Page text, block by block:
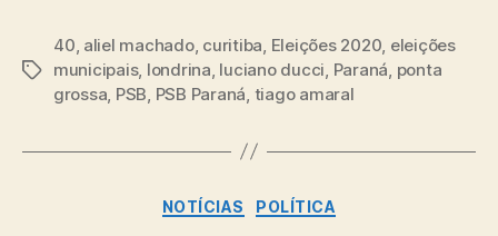
Tags
40 aliel machado, curitiba Eleições 2020 eleições
municipais, londrina luciano ducci Paraná ponta
grossa PSB PSB Paraná tiago amaral
Categorias
NOTÍCIAS POLÍTICA